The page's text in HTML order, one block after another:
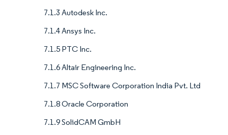
7.1.3 Autodesk Inc.
7.1.4 Ansys Inc.
7.1.5 PTC Inc.
7.1.6 Altair Engineering Inc.
7.1.7 MSC Software Corporation India Pvt. Ltd
7.1.8 Oracle Corporation
7.1.9 SolidCAM GmbH